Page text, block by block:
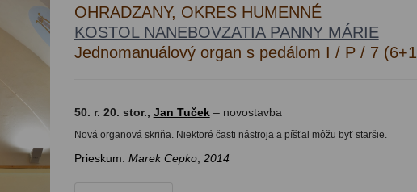
OHRADZANY, OKRES HUMENNÉ
KOSTOL NANEBOVZATIA PANNY MÁRIE
Jednomanuálový organ s pedálom I / P / 7
50. r. 20. stor., Jan Tuček– novostavba
Nová organová skriňa. Niektoré časti nástroja a píšťal môžu byť staršie.
Prieskum: Marek Cepko, 2014